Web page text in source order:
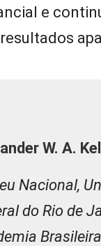
e
W. A.
Nacional,
do Rio de